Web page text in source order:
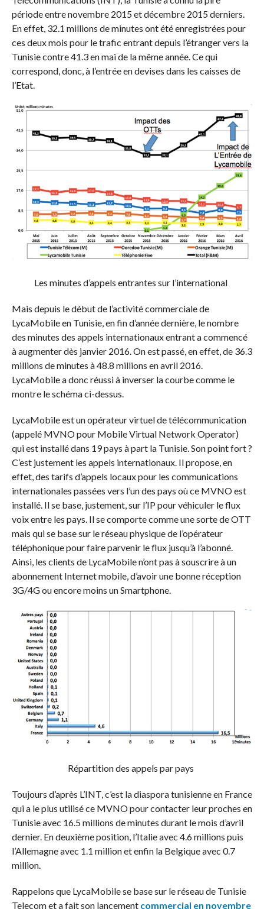
période entre novembre 2015 et décembre 2015 derniers.
En effet, 32.1 millions de minutes ont été enregistrées pour
ces deux mois pour le trafic entrant depuis l’étranger vers la
Tunisie contre 41.3 en mai de la même année. Ce qui
correspond, donc, à l’entrée en devises dans les caisses de
l’Etat.
Les minutes d’appels entrantes sur l’international
Mais depuis le début de l’activité commerciale de
LycaMobile en Tunisie, en fin d’année dernière, le nombre
des minutes des appels internationaux entrant a commencé
à augmenter dès janvier 2016. On est passé, en effet, de 36.3
millions de minutes à 48.8 millions en avril 2016.
LycaMobile a donc réussi à inverser la courbe comme le
montre le schéma ci-dessus.
LycaMobile est un opérateur virtuel de télécommunication
(appelé MVNO pour Mobile Virtual Network Operator)
qui est installé dans 19 pays à part la Tunisie. Son point fort ?
C’est justement les appels internationaux. Il propose, en
effet, des tarifs d’appels locaux pour les communications
internationales passées vers l’un des pays où ce MVNO est
installé. Il se base, justement, sur l’IP pour véhiculer le flux
voix entre les pays. Il se comporte comme une sorte de OTT
mais qui se base sur le réseau physique de l’opérateur
téléphonique pour faire parvenir le flux jusqu’à l’abonné.
Ainsi, les clients de LycaMobile n’ont pas à souscrire à un
abonnement Internet mobile, d’avoir une bonne réception
3G/4G ou encore moins un Smartphone.
Répartition des appels par pays
Toujours d’après L’INT, c’est la diaspora tunisienne en France
qui a le plus utilisé ce MVNO pour contacter leur proches en
Tunisie avec 16.5 millions de minutes durant le mois d’avril
dernier. En deuxième position, l’Italie avec 4.6 millions puis
l’Allemagne avec 1.1 million et enfin la Belgique avec 0.7
million.
Rappelons que LycaMobile se base sur le réseau de Tunisie
Telecom et a fait son lancement commercial en novembre